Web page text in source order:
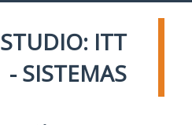
ITT
- SISTEMAS